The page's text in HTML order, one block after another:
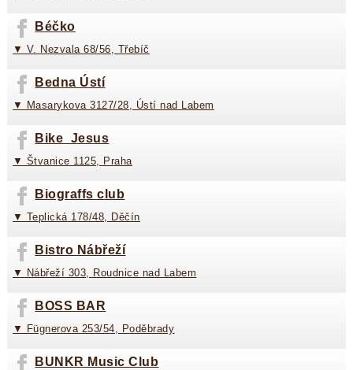
Béčko
▼ V. Nezvala 68/56, Třebíč
Bedna Ústí
▼ Masarykova 3127/28, Ústí nad Labem
Bike_Jesus
▼ Štvanice 1125, Praha
Biograffs club
▼ Teplická 178/48, Děčín
Bistro Nábřeží
▼ Nábřeží 303, Roudnice nad Labem
BOSS BAR
▼ Fügnerova 253/54, Poděbrady
BUNKR Music Club